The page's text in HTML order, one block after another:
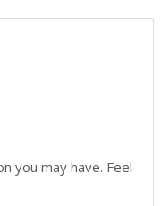
you may have. Feel